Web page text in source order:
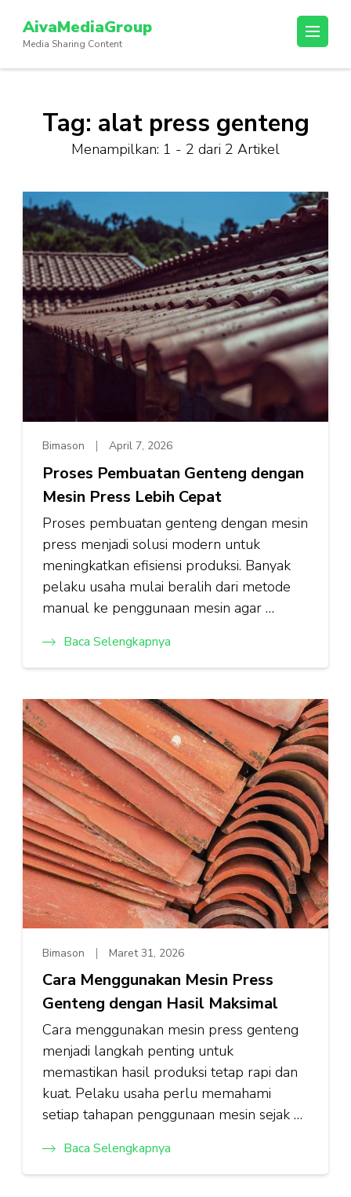
konten
(Tekan
AivaMediaGroup
Media Sharing Content
Tag: alat press genteng
Menampilkan: 1 - 2 dari 2 Artikel
Bimason April 7, 2026
Proses Pembuatan Genteng dengan
Mesin Press Lebih Cepat
Proses pembuatan genteng dengan mesin
press menjadi solusi modern untuk
meningkatkan efisiensi produksi. Banyak
pelaku usaha mulai beralih dari metode
manual ke penggunaan mesin agar …
Baca Selengkapnya
Bimason Maret 31, 2026
Cara Menggunakan Mesin Press
Genteng dengan Hasil Maksimal
Cara menggunakan mesin press genteng
menjadi langkah penting untuk
memastikan hasil produksi tetap rapi dan
kuat. Pelaku usaha perlu memahami
setiap tahapan penggunaan mesin sejak …
Baca Selengkapnya